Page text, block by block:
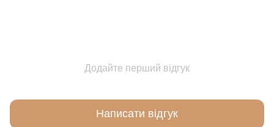
Додайте перший відгук
Написати відгук